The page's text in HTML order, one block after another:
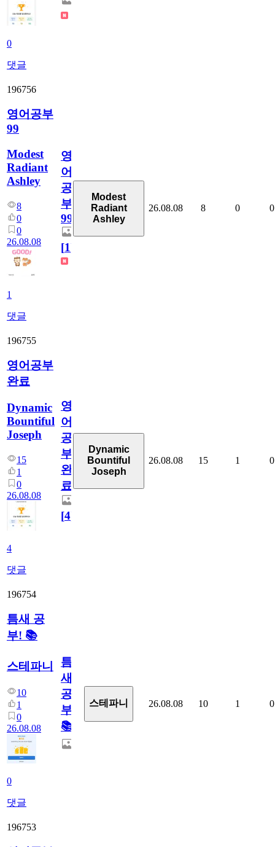
0
댓글
196756
영어공부
99
Modest
Radiant
Ashley
8
0
0
26.08.08
1
댓글
영
어
공
부
99
[1]
Modest
Radiant
Ashley
26.08.08 8 0 0
196755
영어공부
완료
Dynamic
Bountiful
Joseph
15
1
0
26.08.08
4
댓글
영
어
공
부
완
료
[4]
Dynamic
Bountiful
Joseph
26.08.08 15 1 0
196754
틈새 공
부! 📚
스테파니
10
1
0
26.08.08
0
댓글
틈
새
공
부!
📚
스테파니 26.08.08 10 1 0
196753